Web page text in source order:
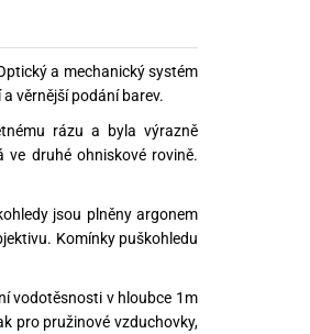
a mechanický systém
věrnější podání barev.
rázu a byla výrazně
druhé ohniskové rovině.
jsou plněny argonem
Komínky puškohledu
vodotěsnosti v hloubce 1m
pro pružinové vzduchovky,